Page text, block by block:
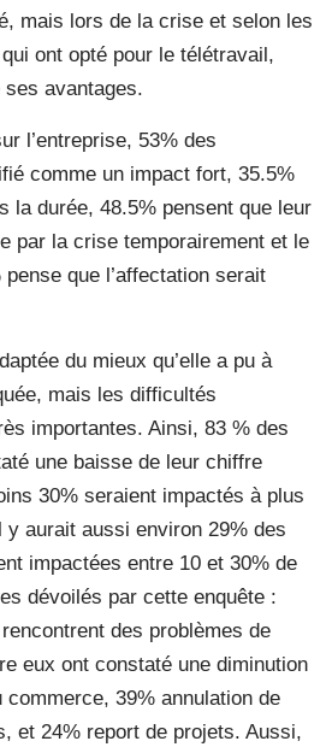
mais lors de la crise et selon les
ont opté pour le télétravail,
avantages.
l’entreprise, 53% des
comme un impact fort, 35.5%
la durée, 48.5% pensent que leur
par la crise temporairement et le
que l’affectation serait
du mieux qu’elle a pu à
mais les difficultés
importantes. Ainsi, 83 % des
une baisse de leur chiffre
30% seraient impactés à plus
y aurait aussi environ 29% des
impactées entre 10 et 30% de
dévoilés par cette enquête :
des problèmes de
eux ont constaté une diminution
39% annulation de
et 24% report de projets. Aussi,